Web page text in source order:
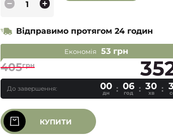
Відправимо протягом 24 годин
Економія 53 грн
405грн
До завершення: 00
дн
06
год
30
хв
КУПИТИ